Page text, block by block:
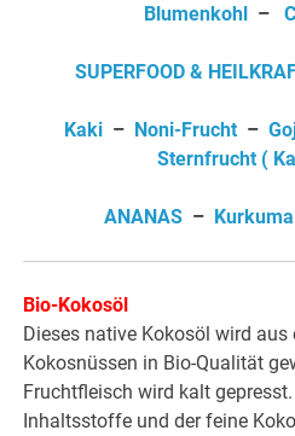
Blumenkohl –
SUPERFOOD &
Kaki– Noni-Frucht–
Sternfrucht (
ANANAS – Kurkuma
Bio-Kokosöl
Dieses native Kokosöl wird aus
Kokosnüssen in Bio-Qualität
Fruchtfleisch wird kalt
Inhaltsstoffe und der feine